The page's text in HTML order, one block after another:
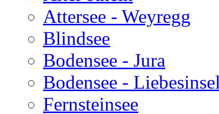
Attersee - Weyregg
Blindsee
Bodensee - Jura
Bodensee -
Fernsteinsee